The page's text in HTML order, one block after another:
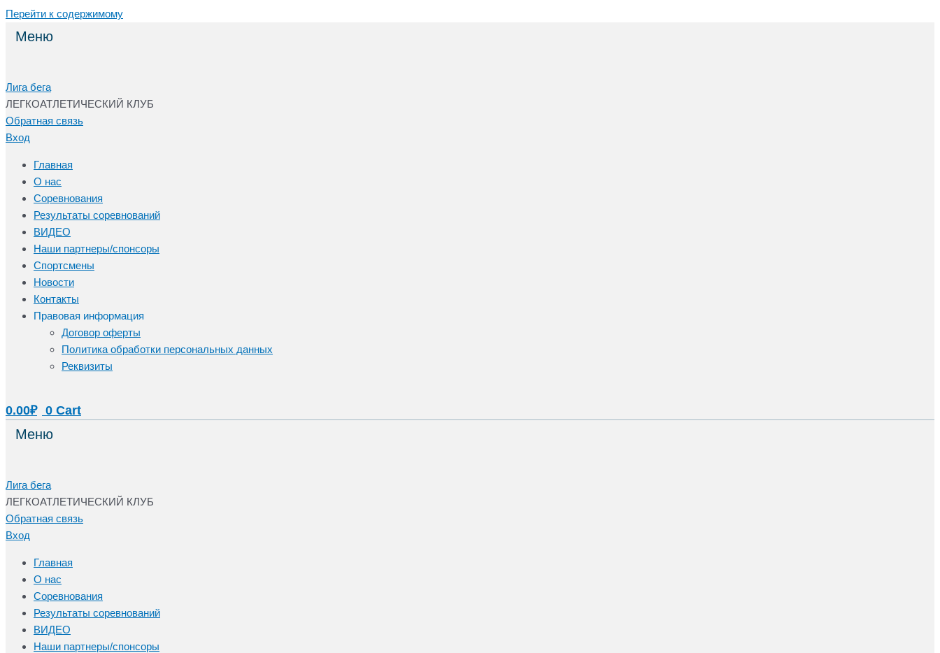
Перейти к содержимому
Меню
Лига бега
ЛЕГКОАТЛЕТИЧЕСКИЙ КЛУБ
Обратная связь
Вход
Главная
О нас
Соревнования
Результаты соревнований
ВИДЕО
Наши партнеры/спонсоры
Спортсмены
Новости
Контакты
Правовая информация
Договор оферты
Политика обработки персональных данных
Реквизиты
0.00₽ 0 Cart
Меню
Лига бега
ЛЕГКОАТЛЕТИЧЕСКИЙ КЛУБ
Обратная связь
Вход
Главная
О нас
Соревнования
Результаты соревнований
ВИДЕО
Наши партнеры/спонсоры